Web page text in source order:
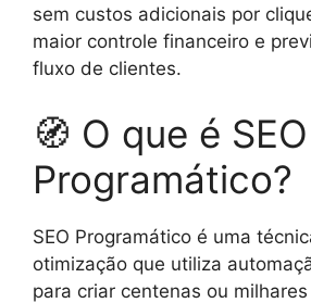
sem custos adicionais por
maior controle financeiro e
fluxo de clientes.
🧭 O que é SEO
Programático?
SEO Programático é uma
otimização que utiliza
para criar centenas ou